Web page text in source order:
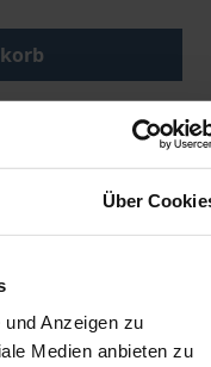
Über
Anzeigen zu
Medien anbieten zu
über die
erfahren? Mit der